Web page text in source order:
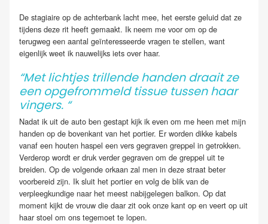
De stagiaire op de achterbank lacht mee, het eerste geluid dat ze
tijdens deze rit heeft gemaakt. Ik neem me voor om op de
terugweg een aantal geïnteresseerde vragen te stellen, want
eigenlijk weet ik nauwelijks iets over haar.
“Met lichtjes trillende handen draait ze
een opgefrommeld tissue tussen haar
vingers. “
Nadat ik uit de auto ben gestapt kijk ik even om me heen met mijn
handen op de bovenkant van het portier. Er worden dikke kabels
vanaf een houten haspel een vers gegraven greppel in getrokken.
Verderop wordt er druk verder gegraven om de greppel uit te
breiden. Op de volgende orkaan zal men in deze straat beter
voorbereid zijn. Ik sluit het portier en volg de blik van de
verpleegkundige naar het meest nabijgelegen balkon. Op dat
moment kijkt de vrouw die daar zit ook onze kant op en veert op uit
haar stoel om ons tegemoet te lopen.